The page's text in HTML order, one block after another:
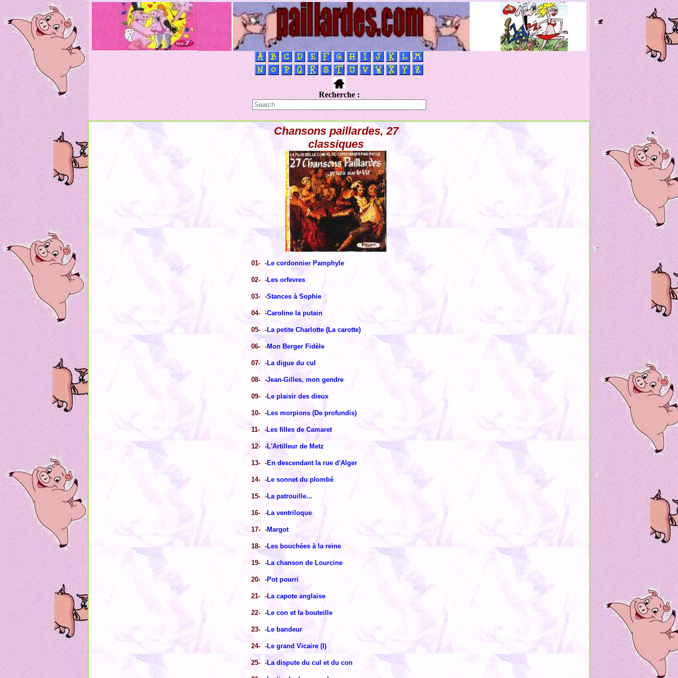
Recherche :
Chansons paillardes, 27
classiques
01- -Le cordonnier Pamphyle
02- -Les orfevres
03- -Stances à Sophie
04- -Caroline la putain
05- -La petite Charlotte (La carotte)
06- -Mon Berger Fidèle
07- -La digue du cul
08- -Jean-Gilles, mon gendre
09- -Le plaisir des dieux
10- -Les morpions (De profundis)
11- -Les filles de Camaret
12- -L'Artilleur de Metz
13- -En descendant la rue d'Alger
14- -Le sonnet du plombé
15- -La patrouille...
16- -La ventriloque
17- -Margot
18- -Les bouchées à la reine
19- -La chanson de Lourcine
20- -Pot pourri
21- -La capote anglaise
22- -Le con et la bouteille
23- -Le bandeur
24- -Le grand Vicaire (I)
25- -La dispute du cul et du con